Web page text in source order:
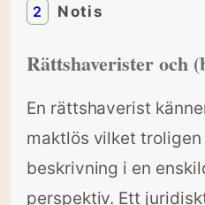
2 Notis
Rättshaverister och
En rättshaverist
maktlös vilket
beskrivning i en
perspektiv. Ett